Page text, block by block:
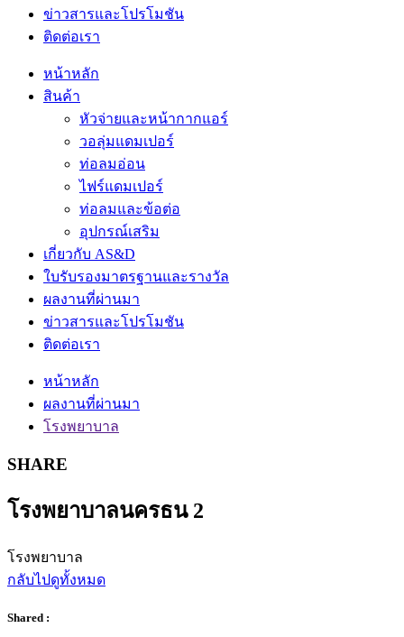
ข่าวสารและโปรโมชัน
ติดต่อเรา
หน้าหลัก
สินค้า
หัวจ่ายและหน้ากากแอร์
วอลุ่มแดมเปอร์
ท่อลมอ่อน
ไฟร์แดมเปอร์
ท่อลมและข้อต่อ
อุปกรณ์เสริม
เกี่ยวกับ AS&D
ใบรับรองมาตรฐานและรางวัล
ผลงานที่ผ่านมา
ข่าวสารและโปรโมชัน
ติดต่อเรา
หน้าหลัก
ผลงานที่ผ่านมา
โรงพยาบาล
SHARE
โรงพยาบาลนครธน 2
โรงพยาบาล
กลับไปดูทั้งหมด
Shared :